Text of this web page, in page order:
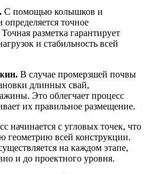
С помощью колышков и
точное
разметка гарантирует
и стабильность всей
В случае промерзшей почвы
длинных свай,
Это облегчает процесс
их правильное размещение.
начинается с угловых точек, что
геометрию всей конструкции.
на каждом этапе,
и до проектного уровня.